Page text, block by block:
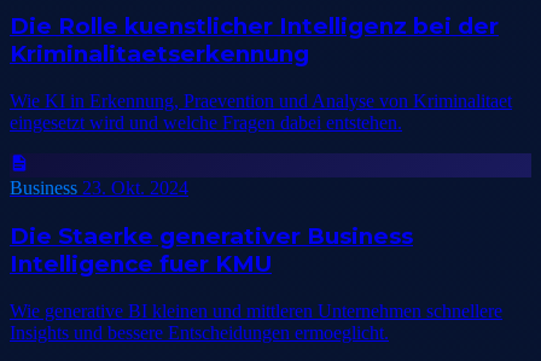
Die Rolle kuenstlicher Intelligenz bei der
Kriminalitaetserkennung
Wie KI in Erkennung, Praevention und Analyse von Kriminalitaet
eingesetzt wird und welche Fragen dabei entstehen.
Business 23. Okt. 2024
Die Staerke generativer Business
Intelligence fuer KMU
Wie generative BI kleinen und mittleren Unternehmen schnellere
Insights und bessere Entscheidungen ermoeglicht.